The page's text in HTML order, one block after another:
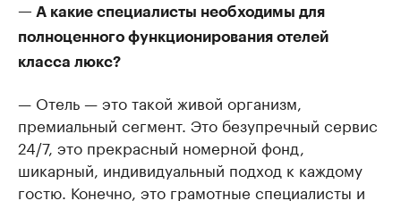
— А какие специалисты необходимы для
полноценного функционирования отелей
класса люкс?
— Отель — это такой живой организм,
премиальный сегмент. Это безупречный сервис
24/7, это прекрасный номерной фонд,
шикарный, индивидуальный подход к каждому
гостю. Конечно, это грамотные специалисты и